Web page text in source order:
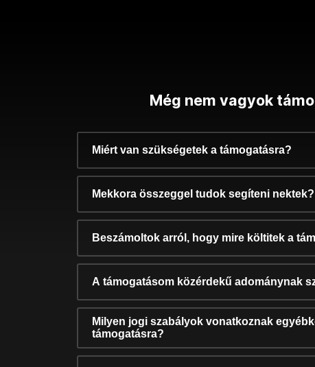
Még nem vagyok
Miért van szükségetek a támogatásra?
Mekkora összeggel tudok segíteni nektek?
Beszámoltok arról, hogy mire költitek a
A támogatásom közérdekű adománynak
Milyen jogi szabályok vonatkoznak
támogatásra?